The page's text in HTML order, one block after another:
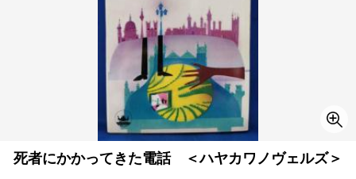
死者にかかってきた電話 ＜ハヤカワノヴェルズ＞